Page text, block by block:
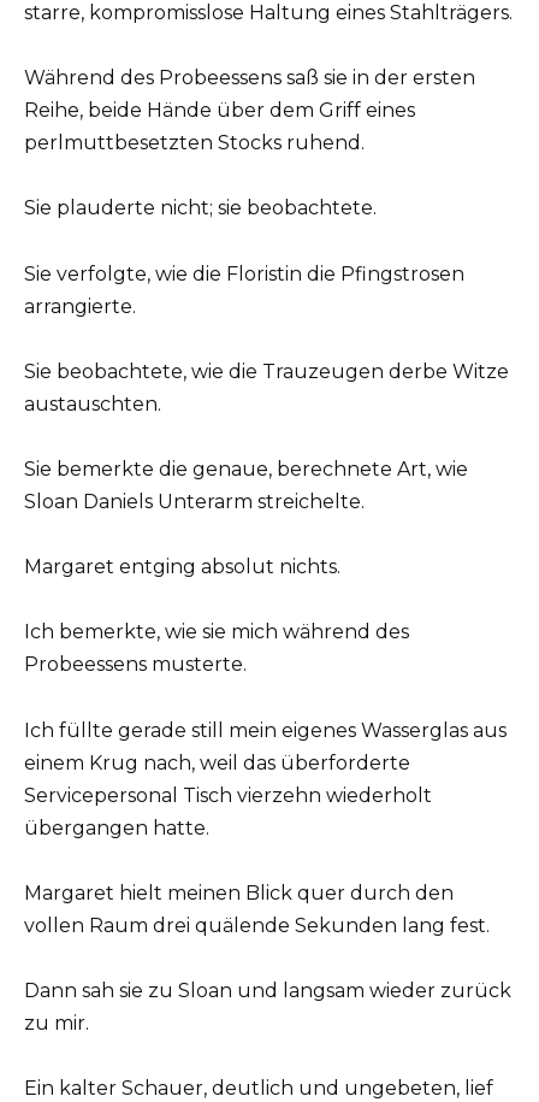
starre, kompromisslose Haltung eines Stahlträgers.
Während des Probeessens saß sie in der ersten
Reihe, beide Hände über dem Griff eines
perlmuttbesetzten Stocks ruhend.
Sie plauderte nicht; sie beobachtete.
Sie verfolgte, wie die Floristin die Pfingstrosen
arrangierte.
Sie beobachtete, wie die Trauzeugen derbe Witze
austauschten.
Sie bemerkte die genaue, berechnete Art, wie
Sloan Daniels Unterarm streichelte.
Margaret entging absolut nichts.
Ich bemerkte, wie sie mich während des
Probeessens musterte.
Ich füllte gerade still mein eigenes Wasserglas aus
einem Krug nach, weil das überforderte
Servicepersonal Tisch vierzehn wiederholt
übergangen hatte.
Margaret hielt meinen Blick quer durch den
vollen Raum drei quälende Sekunden lang fest.
Dann sah sie zu Sloan und langsam wieder zurück
zu mir.
Ein kalter Schauer, deutlich und ungebeten, lief